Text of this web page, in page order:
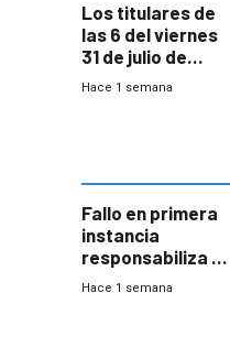
Los titulares de
las 6 del viernes
31 de julio de
2026
Hace 1 semana
Fallo en primera
instancia
responsabiliza al
Estado por falta
Hace 1 semana